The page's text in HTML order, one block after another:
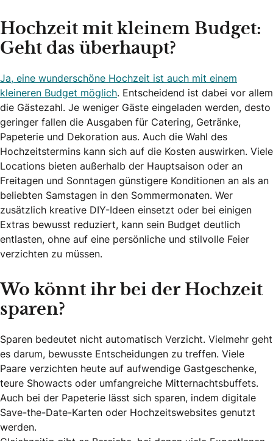
Hochzeit mit kleinem Budget:
Geht das überhaupt?
Ja, eine wunderschöne Hochzeit ist auch mit einem
kleineren Budget möglich. Entscheidend ist dabei vor allem
die Gästezahl. Je weniger Gäste eingeladen werden, desto
geringer fallen die Ausgaben für Catering, Getränke,
Papeterie und Dekoration aus. Auch die Wahl des
Hochzeitstermins kann sich auf die Kosten auswirken. Viele
Locations bieten außerhalb der Hauptsaison oder an
Freitagen und Sonntagen günstigere Konditionen an als an
beliebten Samstagen in den Sommermonaten. Wer
zusätzlich kreative DIY-Ideen einsetzt oder bei einigen
Extras bewusst reduziert, kann sein Budget deutlich
entlasten, ohne auf eine persönliche und stilvolle Feier
verzichten zu müssen.
Wo könnt ihr bei der Hochzeit
sparen?
Sparen bedeutet nicht automatisch Verzicht. Vielmehr geht
es darum, bewusste Entscheidungen zu treffen. Viele
Paare verzichten heute auf aufwendige Gastgeschenke,
teure Showacts oder umfangreiche Mitternachtsbuffets.
Auch bei der Papeterie lässt sich sparen, indem digitale
Save-the-Date-Karten oder Hochzeitswebsites genutzt
werden.